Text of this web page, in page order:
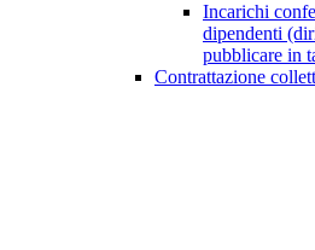
Incarichi
dipendenti
pubblicare in
Contrattazione